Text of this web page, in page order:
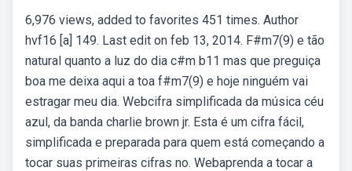
6,976 views, added to favorites 451 times. Author
hvf16 [a] 149. Last edit on feb 13, 2014. F#m7(9) e tão
natural quanto a luz do dia c#m b11 mas que preguiça
boa me deixa aqui a toa f#m7(9) e hoje ninguém vai
estragar meu dia. Webcifra simplificada da música céu
azul, da banda charlie brown jr. Esta é um cifra fácil,
simplificada e preparada para quem está começando a
tocar suas primeiras cifras no. Webaprenda a tocar a